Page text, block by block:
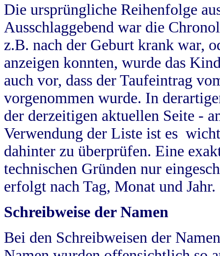
Die ursprüngliche Reihenfolge
Ausschlaggebend war die
z.B. nach der Geburt krank war,
anzeigen konnten, wurde das
auch vor, dass der Taufeintrag
vorgenommen wurde. In
der derzeitigen aktuellen Seite -
Verwendung der Liste ist es
dahinter zu überprüfen. Eine
technischen Gründen nur
erfolgt nach Tag, Monat und Jahr.
Schreibweise der Namen
Bei den Schreibweisen der